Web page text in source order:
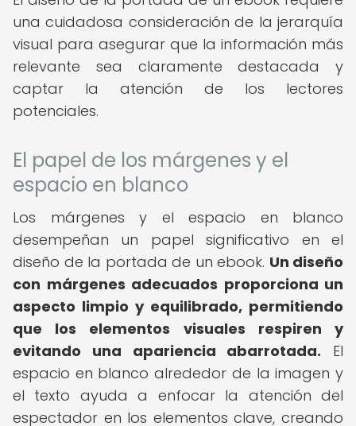
una cuidadosa consideración de la jerarquía
visual para asegurar que la información más
relevante sea claramente destacada y
captar la atención de los lectores
potenciales.
El papel de los márgenes y el
espacio en blanco
Los márgenes y el espacio en blanco
desempeñan un papel significativo en el
diseño de la portada de un ebook. Un diseño
con márgenes adecuados proporciona un
aspecto limpio y equilibrado, permitiendo
que los elementos visuales respiren y
evitando una apariencia abarrotada. El
espacio en blanco alrededor de la imagen y
el texto ayuda a enfocar la atención del
espectador en los elementos clave, creando